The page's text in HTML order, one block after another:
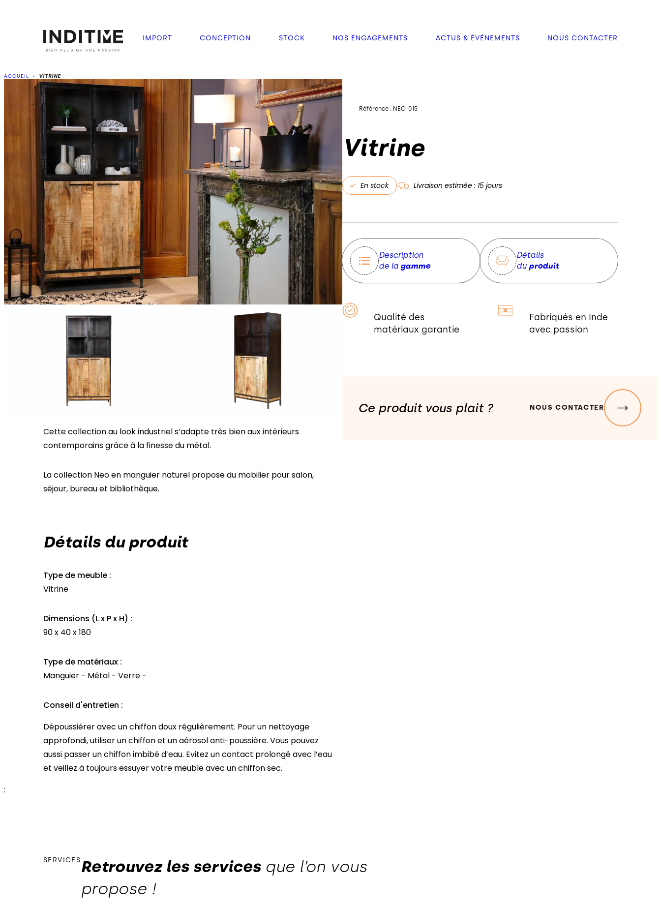
IMPORT CONCEPTION STOCK NOS ENGAGEMENTS ACTUS & ÉVÉNEMENTS NOUS CONTACTER
ACCUEIL VITRINE
Cette collection au look industriel s’adapte très bien aux intérieurs
contemporains grâce à la finesse du métal.
La collection Neo en manguier naturel propose du mobilier pour salon,
séjour, bureau et bibliothèque.
Détails du produit
Type de meuble :
Vitrine
Dimensions (L x P x H) :
90 x 40 x 180
Type de matériaux :
Manguier - Métal - Verre -
Conseil d'entretien :
Dépoussiérer avec un chiffon doux régulièrement. Pour un nettoyage
approfondi, utiliser un chiffon et un aérosol anti-poussière. Vous pouvez
aussi passer un chiffon imbibé d’eau. Evitez un contact prolongé avec l’eau
et veillez à toujours essuyer votre meuble avec un chiffon sec.
Référence : NEO-015
Vitrine
En stock Livraison estimée : 15 jours
Description
de la gamme
Détails
du produit
Qualité des
matériaux garantie
Fabriqués en Inde
avec passion
Ce produit vous plait ? NOUS CONTACTER
:
SERVICESRetrouvez les servicesque l’on vous
propose !